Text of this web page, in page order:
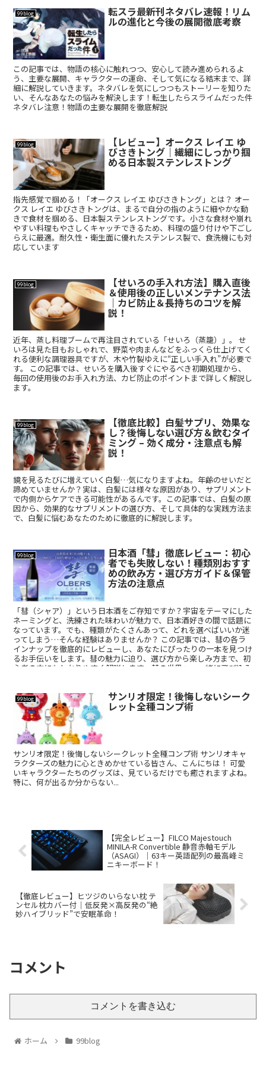
99blog 転スラ最新刊ネタバレ速報！リム
ルの進化と今後の展開徹底考察
この記事では、物語の核心に触れつつ、安心して読み進められるよ
う、主要な展開、キャラクターの運命、そして気になる結末まで、詳
細に解説していきます。ネタバレを気にしつつもストーリーを知りた
い、そんなあなたの悩みを解決します！転生したらスライムだった件
ネタバレ注意！物語の主要な展開を徹底解説
99blog 【レビュー】オークス レイエ ゆ
びさきトング｜繊細にしっかり掴
める日本製ステンレストング
指先感覚で掴める！「オークス レイエ ゆびさきトング」とは？ オー
クス レイエ ゆびさきトングは、まるで自分の指のように細やかな動
きで食材を掴める、日本製ステンレストングです。小さな食材や崩れ
やすい料理もやさしくキャッチできるため、料理の盛り付けや下ごし
らえに最適。耐久性・衛生面に優れたステンレス製で、食洗機にも対
応しています
99blog 【せいろの手入れ方法】購入直後
＆使用後の正しいメンテナンス法
｜カビ防止＆長持ちのコツを解
説！
近年、蒸し料理ブームで再注目されている「せいろ（蒸籠）」。 せ
いろは見た目もおしゃれで、野菜や肉まんなどをふっくら仕上げてく
れる便利な調理器具ですが、木や竹製ゆえに“正しい手入れ”が必要で
す。 この記事では、せいろを購入後すぐにやるべき初期処理から、
毎回の使用後のお手入れ方法、カビ防止のポイントまで詳しく解説し
ます。
99blog 【徹底比較】白髪サプリ、効果な
し？後悔しない選び方＆飲むタイ
ミング – 効く成分・注意点も解
説！
鏡を見るたびに増えていく白髪…気になりますよね。年齢のせいだと
諦めていませんか？実は、白髪には様々な原因があり、サプリメント
で内側からケアできる可能性があるんです。この記事では、白髪の原
因から、効果的なサプリメントの選び方、そして具体的な実践方法ま
で、白髪に悩むあなたのために徹底的に解説します。
99blog 日本酒「彗」徹底レビュー：初心
者でも失敗しない！種類別おすす
めの飲み方・選び方ガイド＆保管
方法の注意点
「彗（シャア）」という日本酒をご存知ですか？宇宙をテーマにした
ネーミングと、洗練された味わいが魅力で、日本酒好きの間で話題に
なっています。でも、種類がたくさんあって、どれを選べばいいか迷
ってしまう…そんな経験はありませんか？ この記事では、彗の各ラ
インナップを徹底的にレビューし、あなたにぴったりの一本を見つけ
るお手伝いをします。彗の魅力に迫り、選び方から楽しみ方まで、初
心者の方にもわかりやすく解説します。彗の世界へ、一緒に飛び込み
99blog サンリオ限定！後悔しないシーク
レット全種コンプ術
サンリオ限定！後悔しないシークレット全種コンプ術 サンリオキャ
ラクターズの魅力に心ときめかせている皆さん、こんにちは！ 可愛
いキャラクターたちのグッズは、見ているだけでも癒されますよね。
特に、何が出るか分からない...
【完全レビュー】FILCO Majestouch
MINILA-R Convertible 静音赤軸モデル
（ASAGI）｜63キー英語配列の最高峰ミ
ニキーボード！
【徹底レビュー】ヒツジのいらない枕 テ
ンセル枕カバー付｜低反発×高反発の“絶
妙ハイブリッド”で安眠革命！
コメント
コメントを書き込む
ホーム 99blog